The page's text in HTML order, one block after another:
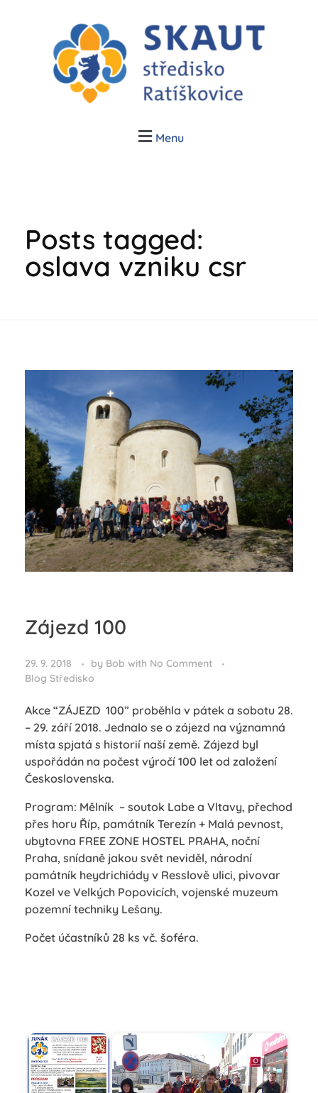
Menu
Posts tagged:
oslava vzniku csr
Zájezd 100
29. 9. 2018 by Bob with No Comment
Blog Středisko
Akce “ZÁJEZD 100” proběhla v pátek a sobotu 28.
– 29. září 2018. Jednalo se o zájezd na významná
místa spjatá s historií naší země. Zájezd byl
uspořádán na počest výročí 100 let od založení
Československa.
Program: Mělník – soutok Labe a Vltavy, přechod
přes horu Říp, památník Terezín + Malá pevnost,
ubytovna FREE ZONE HOSTEL PRAHA, noční
Praha, snídaně jakou svět neviděl, národní
památník heydrichiády v Resslově ulici, pivovar
Kozel ve Velkých Popovicích, vojenské muzeum
pozemní techniky Lešany.
Počet účastníků 28 ks vč. šoféra.